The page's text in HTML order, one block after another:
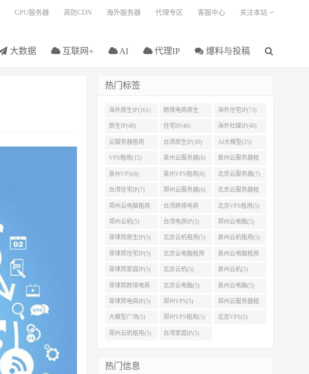
大数据 互联网+ AI 代理IP 爆料与投稿
GPU服务器 高防CDN 海外服务器 代理专区 客服中心 关注本站
热门标签
海外原生IP(161) 跨境电商原生
IP(108)
海外住宅IP(73)
原生IP(40) 住宅IP(40) 海外社媒IP(40)
云服务器租用
(37)
台湾原生IP(30) AI大模型(25)
VPS租用(15) 泉州云服务器(8) 泉州云服务器租
用(8)
泉州VPS(8) 泉州VPS租用(8) 北京云服务器(7)
台湾住宅IP(7) 郑州云服务器(6) 北京云服务器租
用(5)
郑州云电脑租用
(5)
台湾跨境电商
IP(5)
北京VPS租用(5)
郑州云机(5) 台湾电商IP(5) 郑州云电脑(5)
菲律宾原生IP(5) 北京云机租用(5) 泉州云机租用(5)
菲律宾住宅IP(5) 北京云电脑租用
(5)
泉州云电脑租用
(5)
菲律宾家庭IP(5) 北京云机(5) 泉州云机(5)
菲律宾跨境电商
IP(5)
北京云电脑(5) 泉州云电脑(5)
菲律宾电商IP(5) 郑州VPS(5) 郑州云服务器租
用(5)
大模型广场(5) 郑州VPS租用(5) 北京VPS(5)
郑州云机租用(5) 台湾家庭IP(5)
热门信息